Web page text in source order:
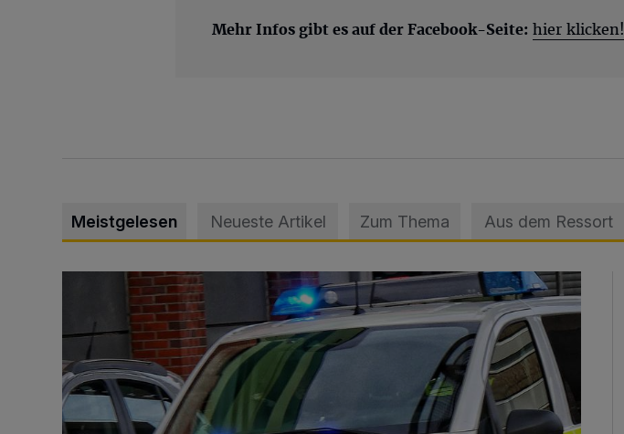
Mehr Infos gibt es auf der Facebook-Seite: hier klicken!
Meistgelesen Neueste Artikel Zum Thema Aus dem Ressort
Mann beschädigt Autos in Parkhaus